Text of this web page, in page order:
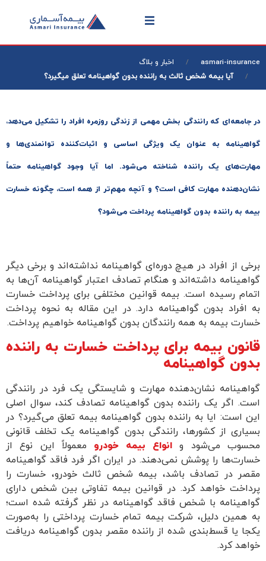
asmari-insurance اخبار و بلاگ
آیا بیمه شخص ثالث به راننده بدون گواهینامه تعلق میگیرد؟
در جامعه‌ای که رانندگی بخش مهمی از زندگی روزمره افراد را تشکیل می‌دهد،
گواهینامه به عنوان یک ویژگی اساسی و اثبات‌کننده توانمندی‌ها و
مهارت‌های یک راننده شناخته می‌شود. اما آیا وجود گواهینامه حتماً
نشان‌دهنده مهارت کافی است؟ و آنچه مهم‌تر از همه است، چگونه خسارت
بیمه به راننده بدون گواهینامه پرداخت می‌شود؟
برخی از افراد در هیچ دوره‌ای گواهینامه نداشته‌اند و برخی دیگر
گواهینامه داشته‌اند و هنگام تصادف اعتبار گواهینامه آن‌ها به
اتمام رسیده است. بیمه قوانین مختلفی برای پرداخت خسارت
به افراد بدون گواهینامه دارد. در این مقاله به نحوه پرداخت
خسارت بیمه به همه رانندگان بدون گواهینامه خواهیم پرداخت.
قانون بیمه برای پرداخت خسارت به راننده
بدون گواهینامه
گواهینامه نشان‌دهنده مهارت و شایستگی یک فرد در رانندگی
است. اگر یک راننده بدون گواهینامه تصادف کند، سوال اصلی
این است: ایا به راننده بدون گواهینامه بیمه تعلق می‌گیرد؟ در
بسیاری از کشورها، رانندگی بدون گواهینامه یک تخلف قانونی
محسوب می‌شود و انواع بیمه خودرو معمولاً این نوع از
خسارت‌ها را پوشش نمی‌دهند. در ایران اگر فرد فاقد گواهینامه
مقصر در تصادف باشد، بیمه شخص ثالث خودرو، خسارت را
پرداخت خواهد کرد. در قوانین بیمه تفاوتی بین شخص دارای
گواهینامه با شخص فاقد گواهینامه در نظر گرفته شده است؛
به همین دلیل، شرکت بیمه تمام خسارت پرداختی را به‌صورت
یکجا یا قسط‌بندی شده از راننده مقصر بدون گواهینامه دریافت
خواهد کرد.